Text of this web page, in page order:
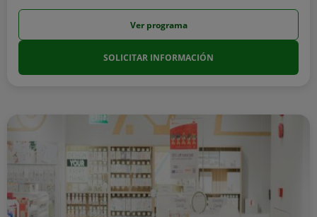
Ver programa
SOLICITAR INFORMACIÓN